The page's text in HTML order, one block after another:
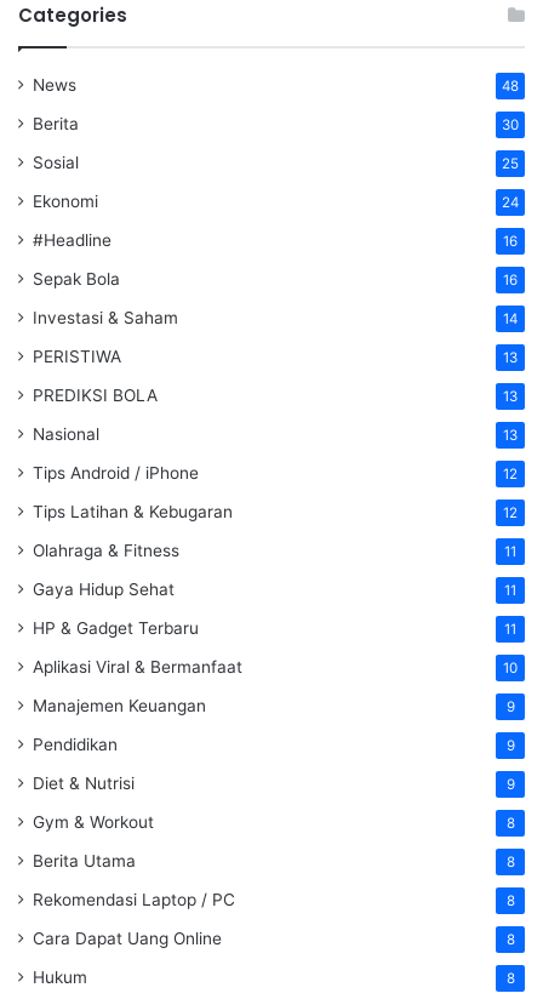
Categories
News 48
Berita 30
Sosial 25
Ekonomi 24
#Headline 16
Sepak Bola 16
Investasi & Saham 14
PERISTIWA 13
PREDIKSI BOLA 13
Nasional 13
Tips Android / iPhone 12
Tips Latihan & Kebugaran 12
Olahraga & Fitness 11
Gaya Hidup Sehat 11
HP & Gadget Terbaru 11
Aplikasi Viral & Bermanfaat 10
Manajemen Keuangan 9
Pendidikan 9
Diet & Nutrisi 9
Gym & Workout 8
Berita Utama 8
Rekomendasi Laptop / PC 8
Cara Dapat Uang Online 8
Hukum 8